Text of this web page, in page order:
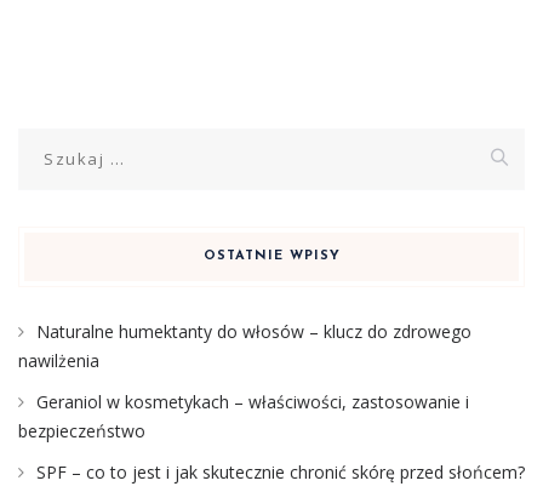
OSTATNIE WPISY
Naturalne humektanty do włosów – klucz do zdrowego
nawilżenia
Geraniol w kosmetykach – właściwości, zastosowanie i
bezpieczeństwo
SPF – co to jest i jak skutecznie chronić skórę przed słońcem?